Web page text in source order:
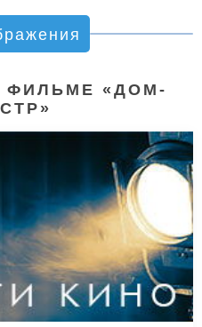
ФИЛЬМЕ «ДОМ-